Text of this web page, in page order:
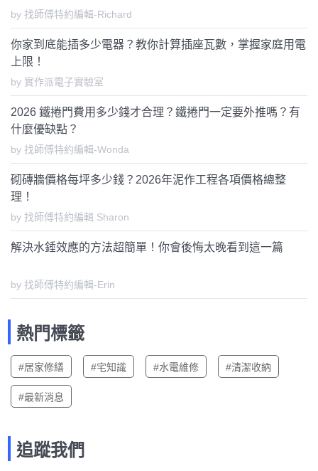
by 找師傅特約編輯-Richard
你家到底能插多少電器？教你計算插座瓦數，掌握家庭用電
上限！
by 實作派電子實驗室
2026 鐵捲門費用多少錢才合理？鐵捲門一定要外推嗎？有
什麼優缺點？
by 找師傅特約編輯-Wonda
砌磚牆價格每坪多少錢？2026年泥作工程各項價格總整
理！
by 找師傅特約編輯 Sharon
解決水錘效應的方法超簡單！你會後悔太晚看到這一篇
by 找師傅特約編輯-Erin
熱門標籤
#居家修繕 #宅知識 #水電維修 #清潔收納
#最新消息
追蹤我們